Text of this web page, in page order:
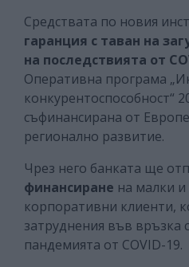
Средствата по новия
гаранция с таван на
на последствията от
Оперативна програма
конкурентоспособност“
съфинансирана от
регионално развитие.
Чрез него банката ще
финансиране на малки
корпоративни клиенти,
затруднения във връзка
пандемията от COVID-19.